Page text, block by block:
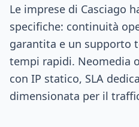
Le imprese di Casciago
specifiche: continuità
garantita e un supporto
tempi rapidi. Neomedia
con IP statico, SLA
dimensionata per il